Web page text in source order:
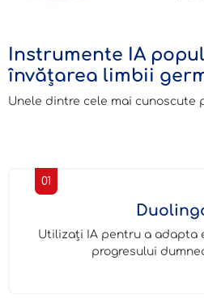
Instrumente IA
învățarea limbii
Unele dintre cele mai cunoscute
Utilizați IA pentru a adapta
progresului
01